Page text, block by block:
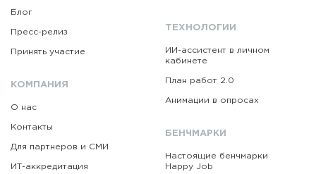
Блог
Пресс-релиз
Принять участие
КОМПАНИЯ
О нас
Контакты
Для партнеров и СМИ
ИТ-аккредитация
ТЕХНОЛОГИИ
ИИ-ассистент в личном
кабинете
План работ 2.0
Анимации в опросах
БЕНЧМАРКИ
Настоящие бенчмарки
Happy Job